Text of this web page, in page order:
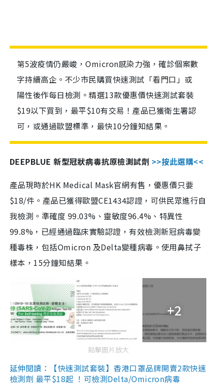
第5波疫情仍嚴峻，Omicron感染力強，確診個案數
字持續高企。不少市民購買快速測試「看門口」或
陽性後作每日檢測。精選13款優惠價快速測試套裝
$19以下買到，最平$10有交易！產品已獲衛生署認
可，或通過歐盟標準，最快10分鐘知結果。
DEEPBLUE 新型冠狀病毒抗原檢測試劑 >>按此選購<<
產品現時於HK Medical Mask官網有售，優惠價只要
$18/件。產品已獲得歐盟CE1434認證，可供民眾進行自
我檢測。準確度 99.03%、靈敏度96.4%、特異性
99.8%，已經通過臨床實驗認證，有效檢測新冠病毒變
種毒株，包括Omicron 及Delta變種病毒。使用鼻拭子
樣本，15分鐘知結果。
+2
點擊圖片放大
延伸閱讀：【快速測試套裝】香港口罩品牌開賣2款快速
檢測劑 最平$18起 ！可檢測Delta/Omicron病毒